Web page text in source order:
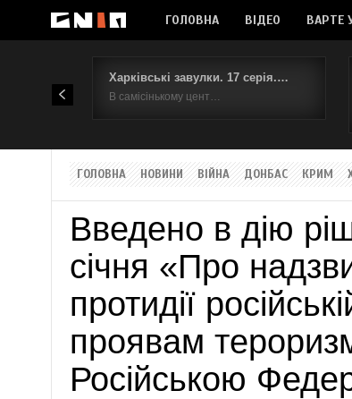
ГОЛОВНА ВІДЕО ВАРТЕ
Харківські завулки. 17 серія.…
В самісінькому цент…
ГОЛОВНА НОВИНИ ВІЙНА ДОНБАС КРИМ
Введено в дію
січня «Про
протидії
проявам
Російською